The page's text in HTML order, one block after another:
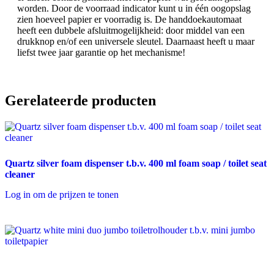
worden. Door de voorraad indicator kunt u in één oogopslag
zien hoeveel papier er voorradig is. De handdoekautomaat
heeft een dubbele afsluitmogelijkheid: door middel van een
drukknop en/of een universele sleutel. Daarnaast heeft u maar
liefst twee jaar garantie op het mechanisme!
Gerelateerde producten
Quartz silver foam dispenser t.b.v. 400 ml foam soap / toilet seat
cleaner
Log in om de prijzen te tonen